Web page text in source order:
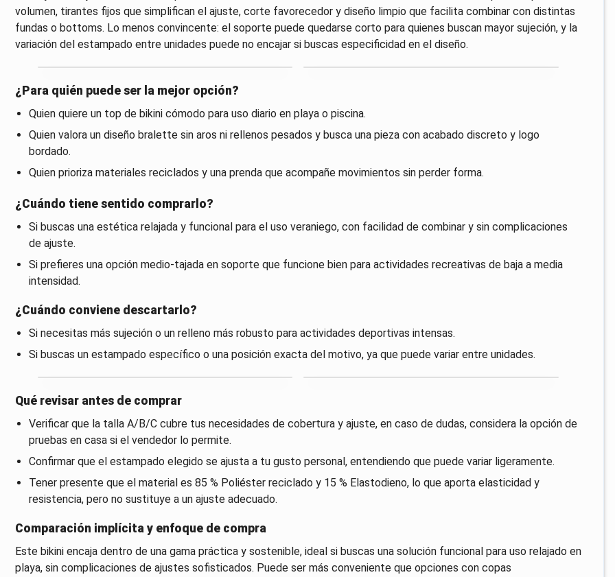
volumen, tirantes fijos que simplifican el ajuste, corte favorecedor y diseño limpio que facilita combinar con distintas
fundas o bottoms. Lo menos convincente: el soporte puede quedarse corto para quienes buscan mayor sujeción, y la
variación del estampado entre unidades puede no encajar si buscas especificidad en el diseño.
¿Para quién puede ser la mejor opción?
Quien quiere un top de bikini cómodo para uso diario en playa o piscina.
Quien valora un diseño bralette sin aros ni rellenos pesados y busca una pieza con acabado discreto y logo
bordado.
Quien prioriza materiales reciclados y una prenda que acompañe movimientos sin perder forma.
¿Cuándo tiene sentido comprarlo?
Si buscas una estética relajada y funcional para el uso veraniego, con facilidad de combinar y sin complicaciones
de ajuste.
Si prefieres una opción medio-tajada en soporte que funcione bien para actividades recreativas de baja a media
intensidad.
¿Cuándo conviene descartarlo?
Si necesitas más sujeción o un relleno más robusto para actividades deportivas intensas.
Si buscas un estampado específico o una posición exacta del motivo, ya que puede variar entre unidades.
Qué revisar antes de comprar
Verificar que la talla A/B/C cubre tus necesidades de cobertura y ajuste, en caso de dudas, considera la opción de
pruebas en casa si el vendedor lo permite.
Confirmar que el estampado elegido se ajusta a tu gusto personal, entendiendo que puede variar ligeramente.
Tener presente que el material es 85 % Poliéster reciclado y 15 % Elastodieno, lo que aporta elasticidad y
resistencia, pero no sustituye a un ajuste adecuado.
Comparación implícita y enfoque de compra
Este bikini encaja dentro de una gama práctica y sostenible, ideal si buscas una solución funcional para uso relajado en
playa, sin complicaciones de ajustes sofisticados. Puede ser más conveniente que opciones con copas